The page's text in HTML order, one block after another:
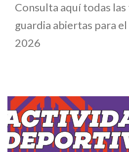
Consulta aquí todas
guardia abiertas para
2026